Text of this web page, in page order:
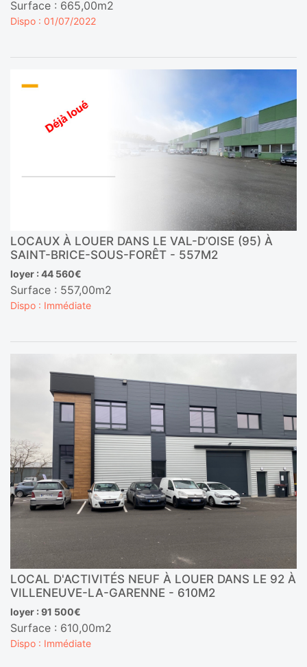
Surface : 665,00m2
Dispo : 01/07/2022
LOCAUX À LOUER DANS LE VAL-D’OISE (95) À
SAINT-BRICE-SOUS-FORÊT - 557M2
loyer : 44 560€
Surface : 557,00m2
Dispo : Immédiate
LOCAL D'ACTIVITÉS NEUF À LOUER DANS LE 92 À
VILLENEUVE-LA-GARENNE - 610M2
loyer : 91 500€
Surface : 610,00m2
Dispo : Immédiate